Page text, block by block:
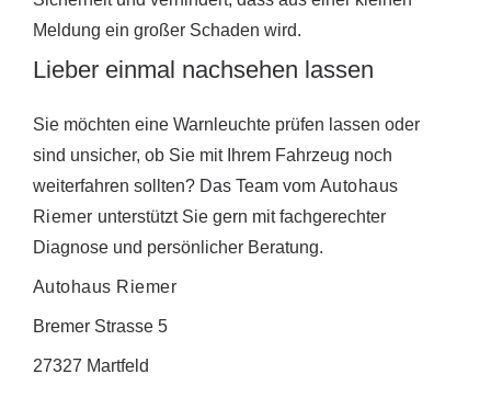
Meldung ein großer Schaden wird.
Lieber einmal nachsehen lassen
Sie möchten eine Warnleuchte prüfen lassen oder
sind unsicher, ob Sie mit Ihrem Fahrzeug noch
weiterfahren sollten? Das Team vom Autohaus
Riemer unterstützt Sie gern mit fachgerechter
Diagnose und persönlicher Beratung.
Autohaus Riemer
Bremer Strasse 5
27327 Martfeld